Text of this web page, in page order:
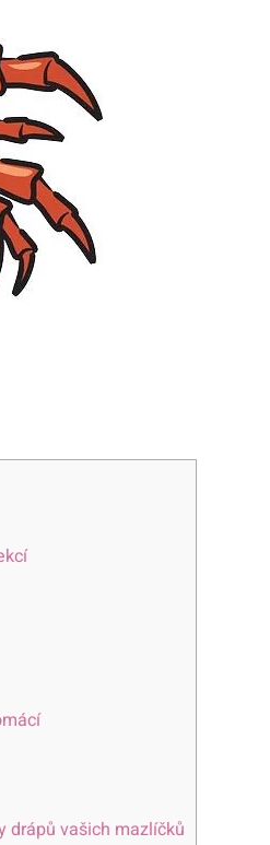
drápů vašich mazlíčků